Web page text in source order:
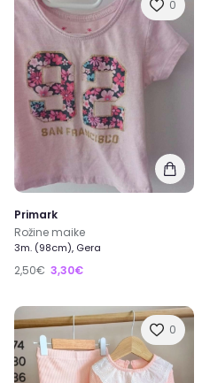
0
Primark
Rožine maike
3m. (98cm), Gera
2,50€ 3,30€
0